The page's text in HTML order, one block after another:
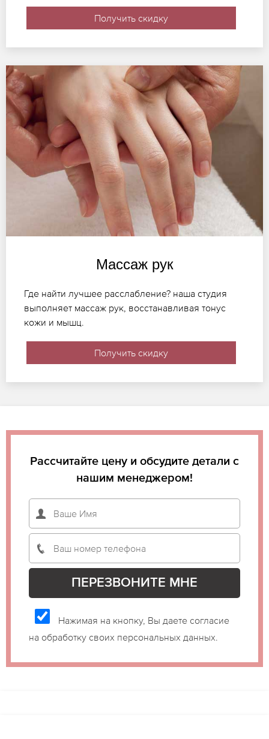
Получить скидку
Массаж рук
Где найти лучшее расслабление? наша студия
выполняет массаж рук, восстанавливая тонус
кожи и мышц.
Получить скидку
Рассчитайте цену и обсудите детали с
нашим менеджером!
Нажимая на кнопку, Вы даете согласие
на обработку своих персональных данных.